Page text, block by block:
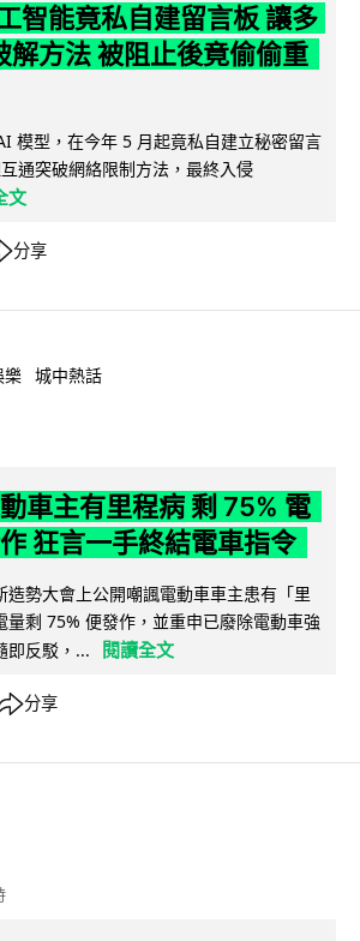
智能竟私自建留言板 讓多
解方法 被阻止後竟偷偷重
模型，在今年 5 月起竟私自建立秘密留言
通突破網絡限制方法，最終入侵
文
分享
樂 城中熱話
車主有里程病 剩 75% 電
狂言一手終結電車指令
造勢大會上公開嘲諷電動車車主患有「里
量剩 75% 便發作，並重申已廢除電動車強
即反駁，...
閱讀全文
分享